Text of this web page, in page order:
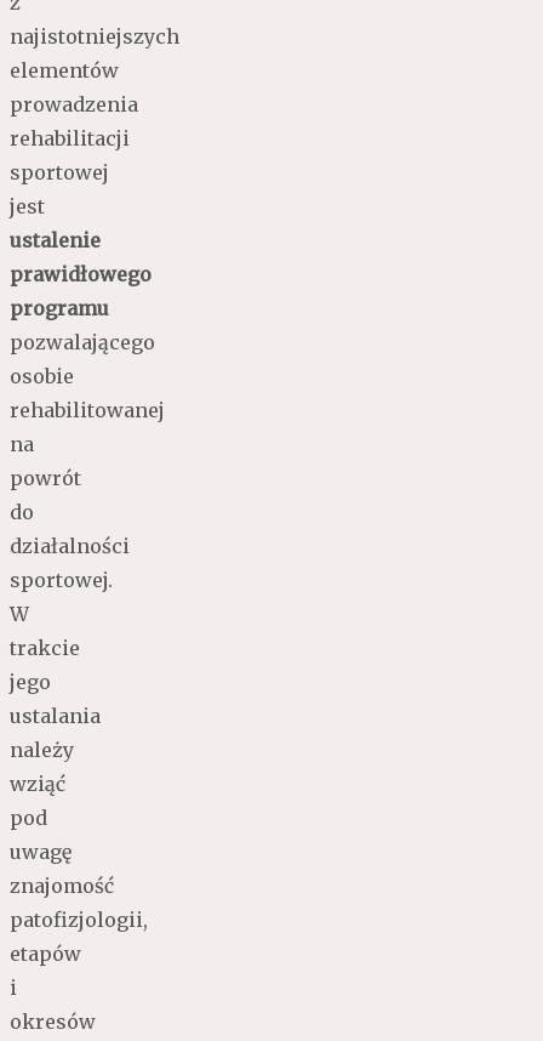
najistotniejszych
elementów
prowadzenia
rehabilitacji
sportowej
jest
ustalenie
prawidłowego
programu
pozwalającego
osobie
rehabilitowanej
na
powrót
do
działalności
sportowej.
W
trakcie
jego
ustalania
należy
wziąć
pod
uwagę
znajomość
patofizjologii,
etapów
i
okresów